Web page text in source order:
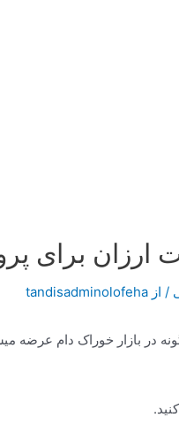
برای
/ از tandisadminolofeha
در بازار خوراک دام عرضه